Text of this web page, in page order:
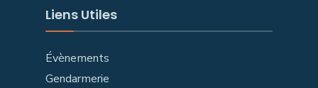
Liens Utiles
Évènements
Gendarmerie